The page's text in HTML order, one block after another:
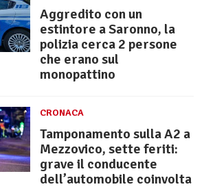
Aggredito con un
estintore a Saronno, la
polizia cerca 2 persone
che erano sul
monopattino
CRONACA
Tamponamento sulla A2 a
Mezzovico, sette feriti:
grave il conducente
dell’automobile coinvolta